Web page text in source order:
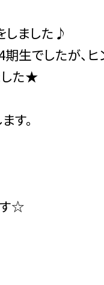
しました♪
でしたが、ヒ
した★
す。
す☆